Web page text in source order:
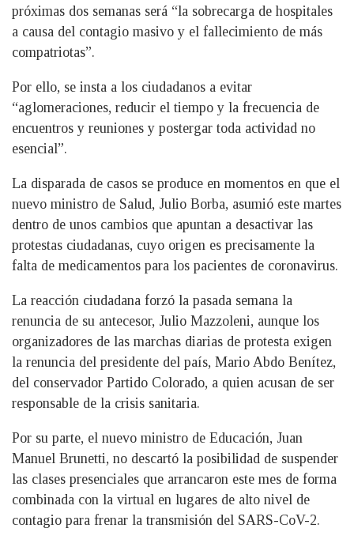
próximas dos semanas será “la sobrecarga de hospitales
a causa del contagio masivo y el fallecimiento de más
compatriotas”.
Por ello, se insta a los ciudadanos a evitar
“aglomeraciones, reducir el tiempo y la frecuencia de
encuentros y reuniones y postergar toda actividad no
esencial”.
La disparada de casos se produce en momentos en que el
nuevo ministro de Salud, Julio Borba, asumió este martes
dentro de unos cambios que apuntan a desactivar las
protestas ciudadanas, cuyo origen es precisamente la
falta de medicamentos para los pacientes de coronavirus.
La reacción ciudadana forzó la pasada semana la
renuncia de su antecesor, Julio Mazzoleni, aunque los
organizadores de las marchas diarias de protesta exigen
la renuncia del presidente del país, Mario Abdo Benítez,
del conservador Partido Colorado, a quien acusan de ser
responsable de la crisis sanitaria.
Por su parte, el nuevo ministro de Educación, Juan
Manuel Brunetti, no descartó la posibilidad de suspender
las clases presenciales que arrancaron este mes de forma
combinada con la virtual en lugares de alto nivel de
contagio para frenar la transmisión del SARS-CoV-2.